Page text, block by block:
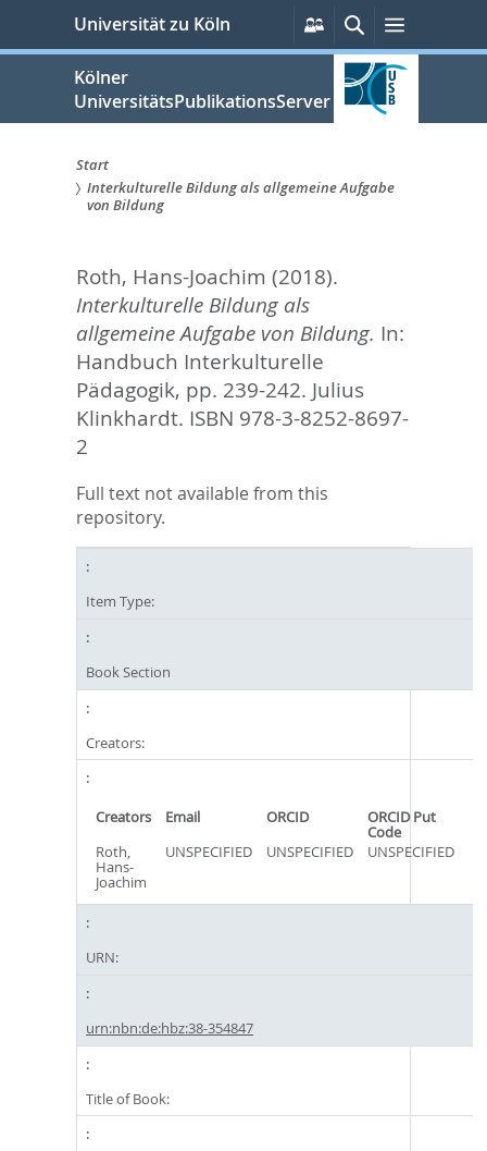
springen
Universität zu Köln
Persönliche
Services
SucheMenü
Kölner
UniversitätsPublikationsServer
Sie
hier:
Start
Interkulturelle Bildung als allgemeine Aufgabe
von Bildung
Roth, Hans-Joachim (2018).
Interkulturelle Bildung als
allgemeine Aufgabe von Bildung. In:
Handbuch Interkulturelle
Pädagogik, pp. 239-242. Julius
Klinkhardt. ISBN 978-3-8252-8697-
2
Full text not available from this
repository.
Item Type:
Book Section
Creators:
Creators Email ORCID ORCID Put
Code
Roth,
Hans-
Joachim
UNSPECIFIED UNSPECIFIED UNSPECIFIED
URN:
urn:nbn:de:hbz:38-354847
Title of Book: